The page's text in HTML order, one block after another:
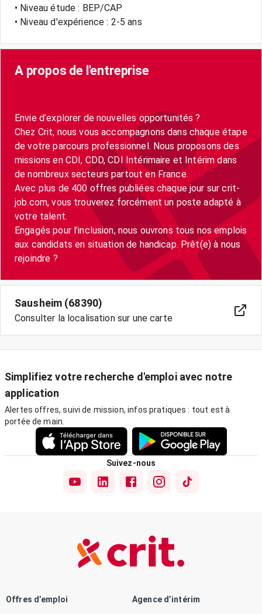
• Niveau étude : BEP/CAP
• Niveau d'expérience : 2-5 ans
A propos de l'entreprise
Envie d’explorer de nouvelles opportunités ?
Chez Crit, nous vous accompagnons dans chaque étape
de votre parcours professionnel. Nous proposons des
missions en CDI, CDD, CDI Intérimaire et Intérim dans
de nombreux secteurs partout en France.
Avec plus de 400 offres publiées chaque jour sur crit-
job.com, vous trouverez forcément un poste adapté à
votre talent.
Engagés pour l’inclusion, nous ouvrons tous nos emplois
aux candidats en situation de handicap. Prêt(e) à nous
Sausheim (68390)
Consulter la localisation sur une carte
Simplifiez votre recherche d'emploi avec notre
application
Alertes offres, suivi de mission, infos pratiques : tout est à
portée de main.
Suivez-nous
Offres d’emploi Agence d’intérim